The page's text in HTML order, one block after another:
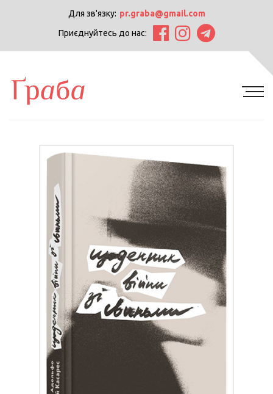
Для зв'язку: pr.graba@gmail.com
Приєднуйтесь до нас: